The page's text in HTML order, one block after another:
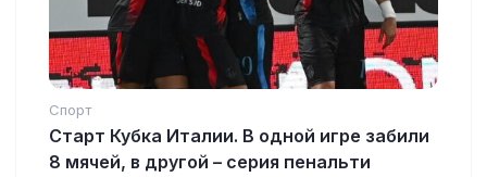
Спорт
Старт Кубка Италии. В одной игре забили
8 мячей, в другой – серия пенальти